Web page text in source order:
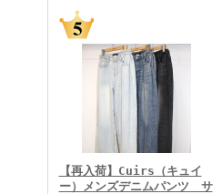
FINEBOYS2025年11月号
【再入荷】Cuirs（キュイ
ー）メンズデニムパンツ サ